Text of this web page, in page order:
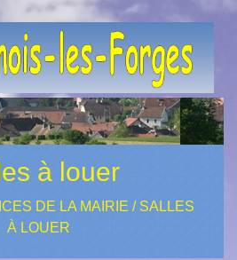
à louer
DE LA MAIRIE / SALLES
À LOUER